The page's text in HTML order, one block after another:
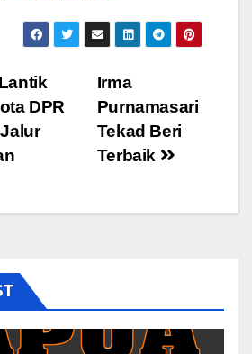
Irma
Purnamasari
Tekad Beri
Terbaik
DPR